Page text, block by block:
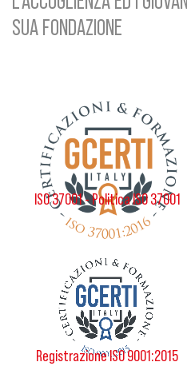
SUA FONDAZIONE
ISO 37001 - Politica ISO 37001
Registrazione ISO 9001:2015